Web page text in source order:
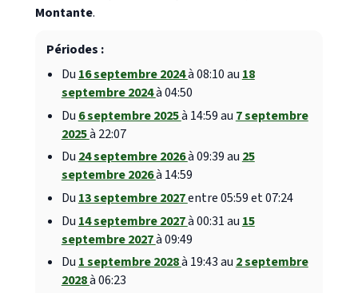
Montante.
Périodes :
Du 16 septembre 2024à 08:10 au 18
septembre 2024à 04:50
Du 6 septembre 2025à 14:59 au 7 septembre
2025à 22:07
Du24 septembre 2026à 09:39 au25
septembre 2026à 14:59
Du 13 septembre 2027entre 05:59 et 07:24
Du 14 septembre 2027à 00:31 au 15
septembre 2027à 09:49
Du 1 septembre 2028à 19:43 au 2 septembre
2028à 06:23